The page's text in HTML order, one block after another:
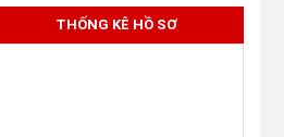
sáp nhập
THỐNG KÊ HỒ SƠ